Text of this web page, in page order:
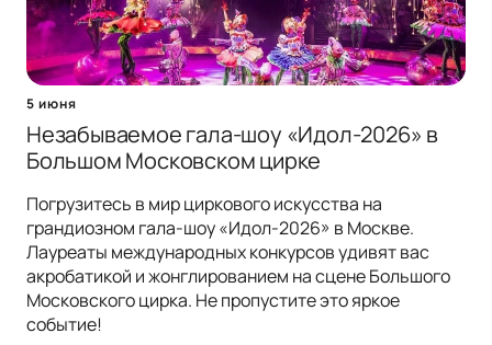
5 июня
Незабываемое гала-шоу «Идол-2026» в
Большом Московском цирке
Погрузитесь в мир циркового искусства на
грандиозном гала-шоу «Идол-2026» в Москве.
Лауреаты международных конкурсов удивят вас
акробатикой и жонглированием на сцене Большого
Московского цирка. Не пропустите это яркое
событие!